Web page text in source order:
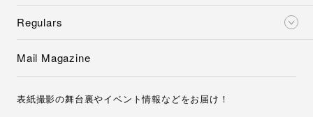
Regulars
Mail Magazine
表紙撮影の舞台裏やイベント情報などをお届け！